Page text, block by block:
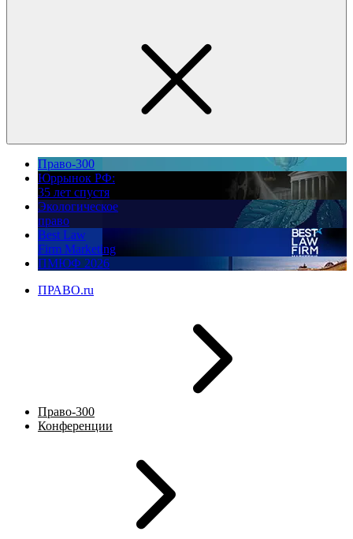
Право-300
Юррынок РФ:
35 лет спустя
Экологическое
право
Best Law
Firm Marketing
ПМЮФ 2026
ПРАВО.ru
Право-300
Конференции